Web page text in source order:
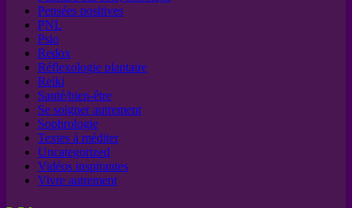
Pensées positives
PNL
Psio
Redox
Réflexologie plantaire
Reiki
Santé/bien-être
Se soigner autrement
Sophrologie
Textes à méditer
Uncategorized
Vidéos inspirantes
Vivre autrement